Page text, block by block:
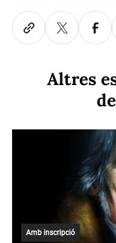
Altres
Amb inscripció